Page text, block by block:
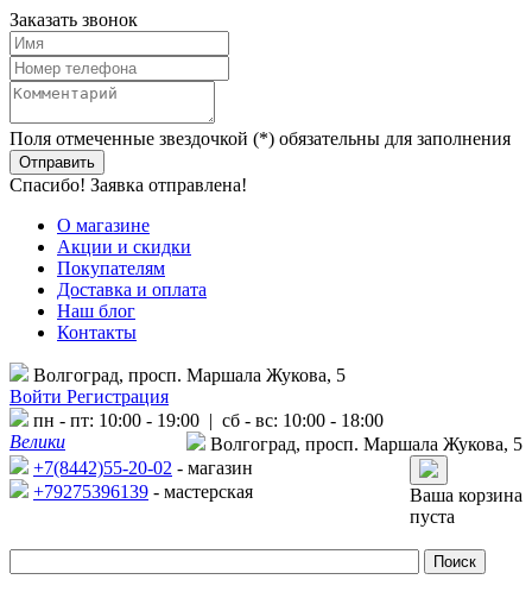
Заказать звонок
Поля отмеченные звездочкой (*) обязательны для заполнения
Спасибо! Заявка отправлена!
О магазине
Акции и скидки
Покупателям
Доставка и оплата
Наш блог
Контакты
Волгоград, просп. Маршала Жукова, 5
Войти Регистрация
пн - пт: 10:00 - 19:00 | сб - вс: 10:00 - 18:00
Велики
Волгоград, просп. Маршала Жукова, 5
+7(8442)55-20-02 - магазин
+79275396139 - мастерская
Ваша корзина
пуста